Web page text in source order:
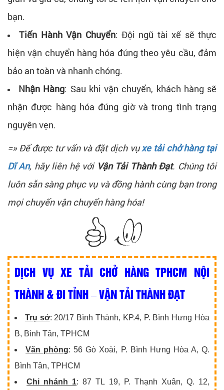
bạn.
Tiến Hành Vận Chuyển: Đội ngũ tài xế sẽ thực
hiện vận chuyển hàng hóa đúng theo yêu cầu, đảm
bảo an toàn và nhanh chóng.
Nhận Hàng: Sau khi vận chuyển, khách hàng sẽ
nhận được hàng hóa đúng giờ và trong tình trạng
nguyên vẹn.
=» Để được tư vấn và đặt dịch vụxe tải chở hàng tại
Dĩ An, hãy liên hệ với Vận Tải Thành Đạt. Chúng tôi
luôn sẵn sàng phục vụ và đồng hành cùng bạn trong
mọi chuyến vận chuyển hàng hóa!
DỊCH VỤ XE TẢI CHỞ HÀNG TPHCM NỘI
THÀNH & ĐI TỈNH – VẬN TẢI THÀNH ĐẠT
Trụ sở: 20/17 Bình Thành, KP.4, P. Bình Hưng Hòa
B, Bình Tân, TPHCM
Văn phòng: 56 Gò Xoài, P. Bình Hưng Hòa A, Q.
Bình Tân, TPHCM
Chi nhánh 1: 87 TL 19, P. Thạnh Xuân, Q. 12,